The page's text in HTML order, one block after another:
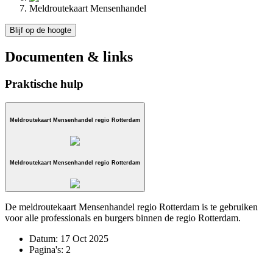
Meldroutekaart Mensenhandel
Blijf op de hoogte
Documenten & links
Praktische hulp
Meldroutekaart Mensenhandel regio Rotterdam
Meldroutekaart Mensenhandel regio Rotterdam
De meldroutekaart Mensenhandel regio Rotterdam is te gebruiken
voor alle professionals en burgers binnen de regio Rotterdam.
Datum: 17 Oct 2025
Pagina's: 2